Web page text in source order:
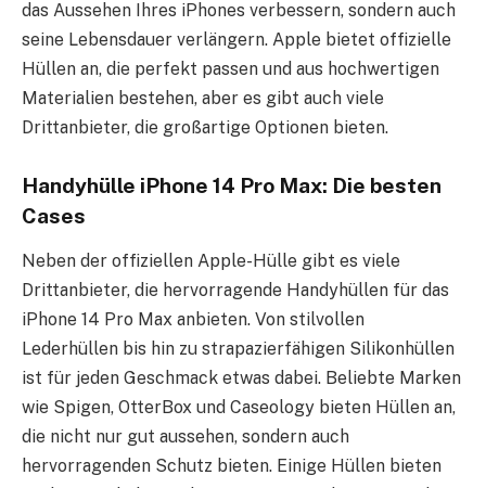
das Aussehen Ihres iPhones verbessern, sondern auch
seine Lebensdauer verlängern. Apple bietet offizielle
Hüllen an, die perfekt passen und aus hochwertigen
Materialien bestehen, aber es gibt auch viele
Drittanbieter, die großartige Optionen bieten.
Handyhülle iPhone 14 Pro Max: Die besten
Cases
Neben der offiziellen Apple-Hülle gibt es viele
Drittanbieter, die hervorragende Handyhüllen für das
iPhone 14 Pro Max anbieten. Von stilvollen
Lederhüllen bis hin zu strapazierfähigen Silikonhüllen
ist für jeden Geschmack etwas dabei. Beliebte Marken
wie Spigen, OtterBox und Caseology bieten Hüllen an,
die nicht nur gut aussehen, sondern auch
hervorragenden Schutz bieten. Einige Hüllen bieten